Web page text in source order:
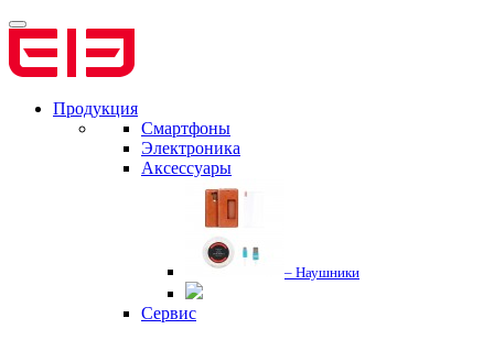
Продукция
Смартфоны
Электроника
Аксессуары
– Наушники
Сервис